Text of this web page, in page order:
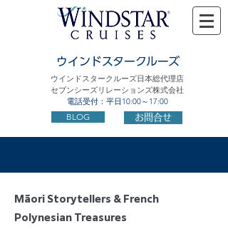
ウインドスタークルーズ
ウインドスタークルーズ日本総代理店
セブンシーズリレーションズ株式会社
電話受付：平日10:00～17:00
BLOG お問合せ
Mãori Storytellers & French
Polynesian Treasures